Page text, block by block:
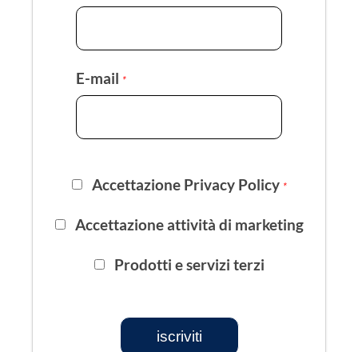
E-mail *
Accettazione Privacy Policy *
Accettazione attività di marketing
Prodotti e servizi terzi
iscriviti